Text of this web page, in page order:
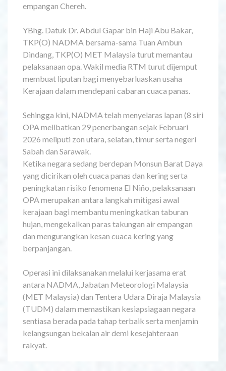
empangan Chereh.
YBhg. Datuk Dr. Abdul Gapar bin Haji Abu Bakar,
TKP(O) NADMA bersama-sama Tuan Ambun
Dindang, TKP(O) MET Malaysia turut memantau
pelaksanaan opa. Wakil media RTM turut dijemput
membuat liputan bagi menyebarluaskan usaha
Kerajaan dalam mendepani cabaran cuaca panas.
Sehingga kini, NADMA telah menyelaras lapan (8 siri
OPA melibatkan 29 penerbangan sejak Februari
2026 meliputi zon utara, selatan, timur serta negeri
Sabah dan Sarawak.
Ketika negara sedang berdepan Monsun Barat Daya
yang dicirikan oleh cuaca panas dan kering serta
peningkatan risiko fenomena El Niño, pelaksanaan
OPA merupakan antara langkah mitigasi awal
kerajaan bagi membantu meningkatkan taburan
hujan, mengekalkan paras takungan air empangan
dan mengurangkan kesan cuaca kering yang
berpanjangan.
Operasi ini dilaksanakan melalui kerjasama erat
antara NADMA, Jabatan Meteorologi Malaysia
(MET Malaysia) dan Tentera Udara Diraja Malaysia
(TUDM) dalam memastikan kesiapsiagaan negara
sentiasa berada pada tahap terbaik serta menjamin
kelangsungan bekalan air demi kesejahteraan
rakyat.